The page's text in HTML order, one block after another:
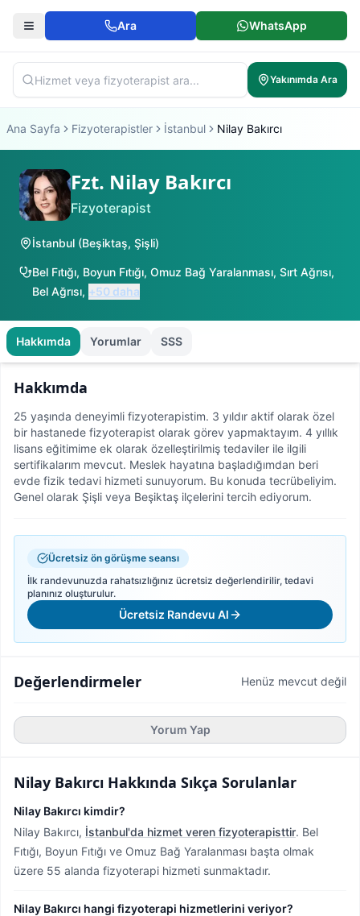
Ara WhatsApp
Yakınımda Ara
Ana Sayfa Fizyoterapistler İstanbul Nilay Bakırcı
Fzt. Nilay Bakırcı
Fizyoterapist
İstanbul (Beşiktaş, Şişli)
Bel Fıtığı, Boyun Fıtığı, Omuz Bağ Yaralanması, Sırt Ağrısı,
Bel Ağrısı, +50 daha
Hakkımda Yorumlar SSS
Hakkımda
25 yaşında deneyimli fizyoterapistim. 3 yıldır aktif olarak özel
bir hastanede fizyoterapist olarak görev yapmaktayım. 4 yıllık
lisans eğitimime ek olarak özelleştirilmiş tedaviler ile ilgili
sertifikalarım mevcut. Meslek hayatına başladığımdan beri
evde fizik tedavi hizmeti sunuyorum. Bu konuda tecrübeliyim.
Genel olarak Şişli veya Beşiktaş ilçelerini tercih ediyorum.
Ücretsiz ön görüşme seansı
İlk randevunuzda rahatsızlığınız ücretsiz değerlendirilir, tedavi
planınız oluşturulur.
Ücretsiz Randevu Al
Değerlendirmeler Henüz mevcut değil
Yorum Yap
Nilay Bakırcı Hakkında Sıkça Sorulanlar
Nilay Bakırcı kimdir?
Nilay Bakırcı, İstanbul'da hizmet veren fizyoterapisttir. Bel
Fıtığı, Boyun Fıtığı ve Omuz Bağ Yaralanması başta olmak
üzere 55 alanda fizyoterapi hizmeti sunmaktadır.
Nilay Bakırcı hangi fizyoterapi hizmetlerini veriyor?